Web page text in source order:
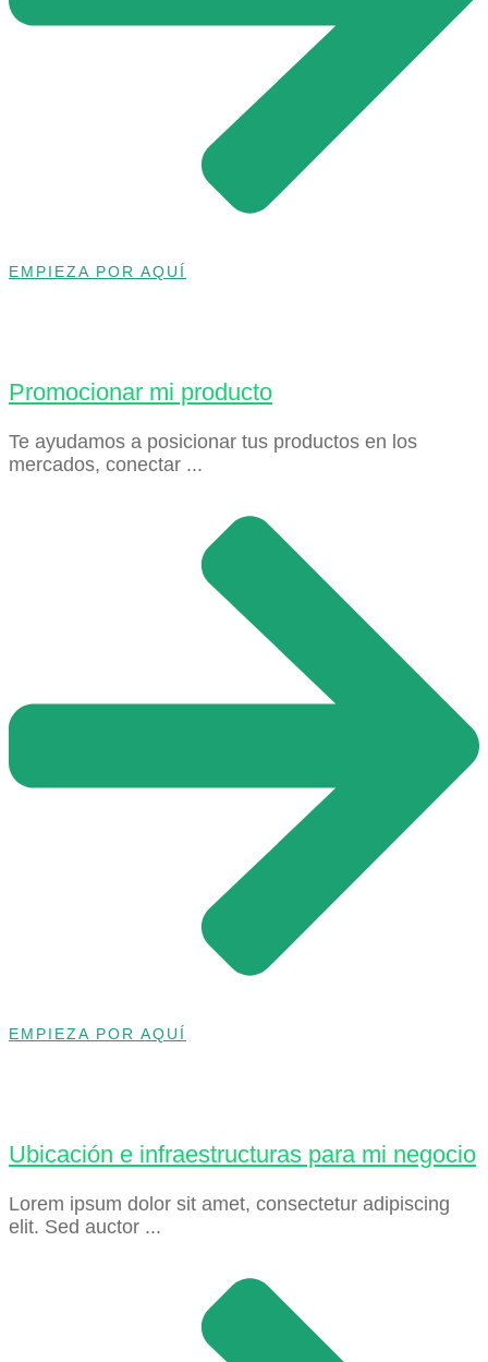
EMPIEZA POR AQUÍ
Promocionar mi producto
Te ayudamos a posicionar tus productos en los
mercados, conectar ...
EMPIEZA POR AQUÍ
Ubicación e infraestructuras para mi negocio
Lorem ipsum dolor sit amet, consectetur adipiscing
elit. Sed auctor ...